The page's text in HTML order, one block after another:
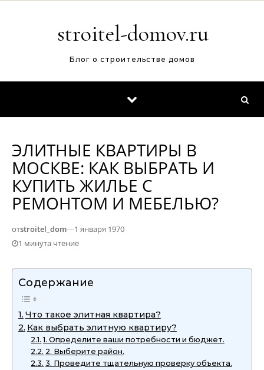
stroitel-domov.ru
Блог о строительстве домов
ЭЛИТНЫЕ КВАРТИРЫ В
МОСКВЕ: КАК ВЫБРАТЬ И
КУПИТЬ ЖИЛЬЕ С
РЕМОНТОМ И МЕБЕЛЬЮ?
отstroitel_dom—1 января 1970
1 минута чтение
Содержание
Что такое элитная квартира?
Как выбрать элитную квартиру?
1. Определите ваши потребности и бюджет.
2. Выберите район.
3. Проведите тщательную проверку объекта.